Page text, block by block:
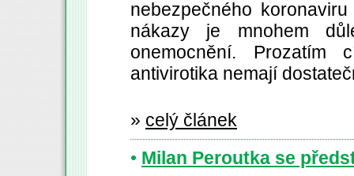
nebezpečného
nákazy je mnohem
onemocnění. Prozatím
antivirotika nemají
» celý článek
• Milan Peroutka se